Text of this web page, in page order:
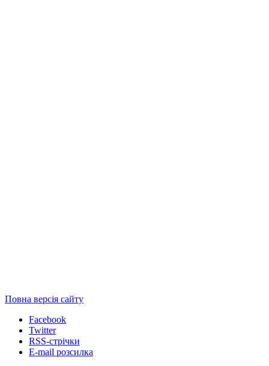
Повна версія сайту
Facebook
Twitter
RSS-стрічки
E-mail розсилка